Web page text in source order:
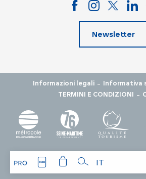
IT
Newsletter
Informazioni legali - Informativa
TERMINI E CONDIZIONI -